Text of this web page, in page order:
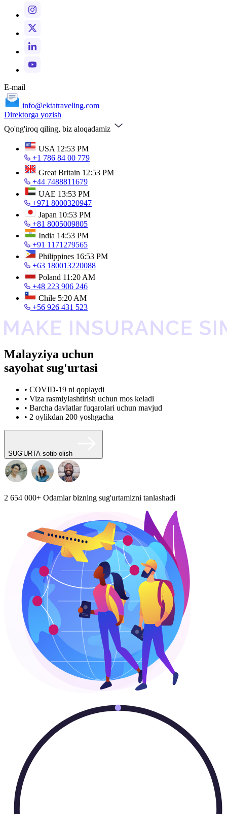
E-mail
info@ektatraveling.com
Direktorga yozish
Qo'ng'iroq qiling, biz aloqadamiz
USA 12:53 PM
+1 786 84 00 779
Great Britain 12:53 PM
+44 7488811679
UAE 13:53 PM
+971 8000320947
Japan 10:53 PM
+81 8005009805
India 14:53 PM
+91 1171279565
Philippines 16:53 PM
+63 180013220088
Poland 11:20 AM
+48 223 906 246
Chile 5:20 AM
+56 926 431 523
Malayziya uchun
sayohat sug'urtasi
• COVID-19 ni qoplaydi
• Viza rasmiylashtirish uchun mos keladi
• Barcha davlatlar fuqarolari uchun mavjud
• 2 oylikdan 200 yoshgacha
SUG'URTA sotib olish
2 654 000+ Odamlar bizning sug'urtamizni tanlashadi